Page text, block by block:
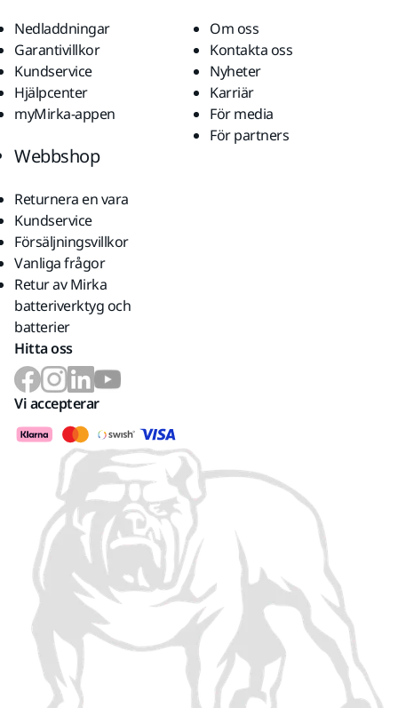
Nedladdningar
Garantivillkor
Kundservice
Hjälpcenter
myMirka-appen
Om oss
Kontakta oss
Nyheter
Karriär
För media
För partners
Webbshop
Returnera en vara
Kundservice
Försäljningsvillkor
Vanliga frågor
Retur av Mirka
batteriverktyg och
batterier
Hitta oss
Vi accepterar